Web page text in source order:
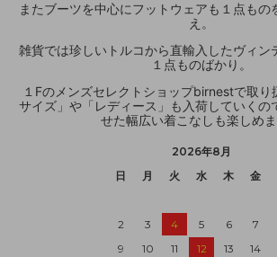
またブーツを中心にフットウェアも１点もの
え。
雑貨では珍しいトルコから直輸入したヴィン
１点ものばかり。
１Fのメンズセレクトショップbirnestで取り
サイズ」や「レディース」も入荷していくの
せた幅広い着こなしも楽しめま
2026年8月
日
月 火 水 木 金
2
3 4 5 6 7
9
10 11 12 13 14